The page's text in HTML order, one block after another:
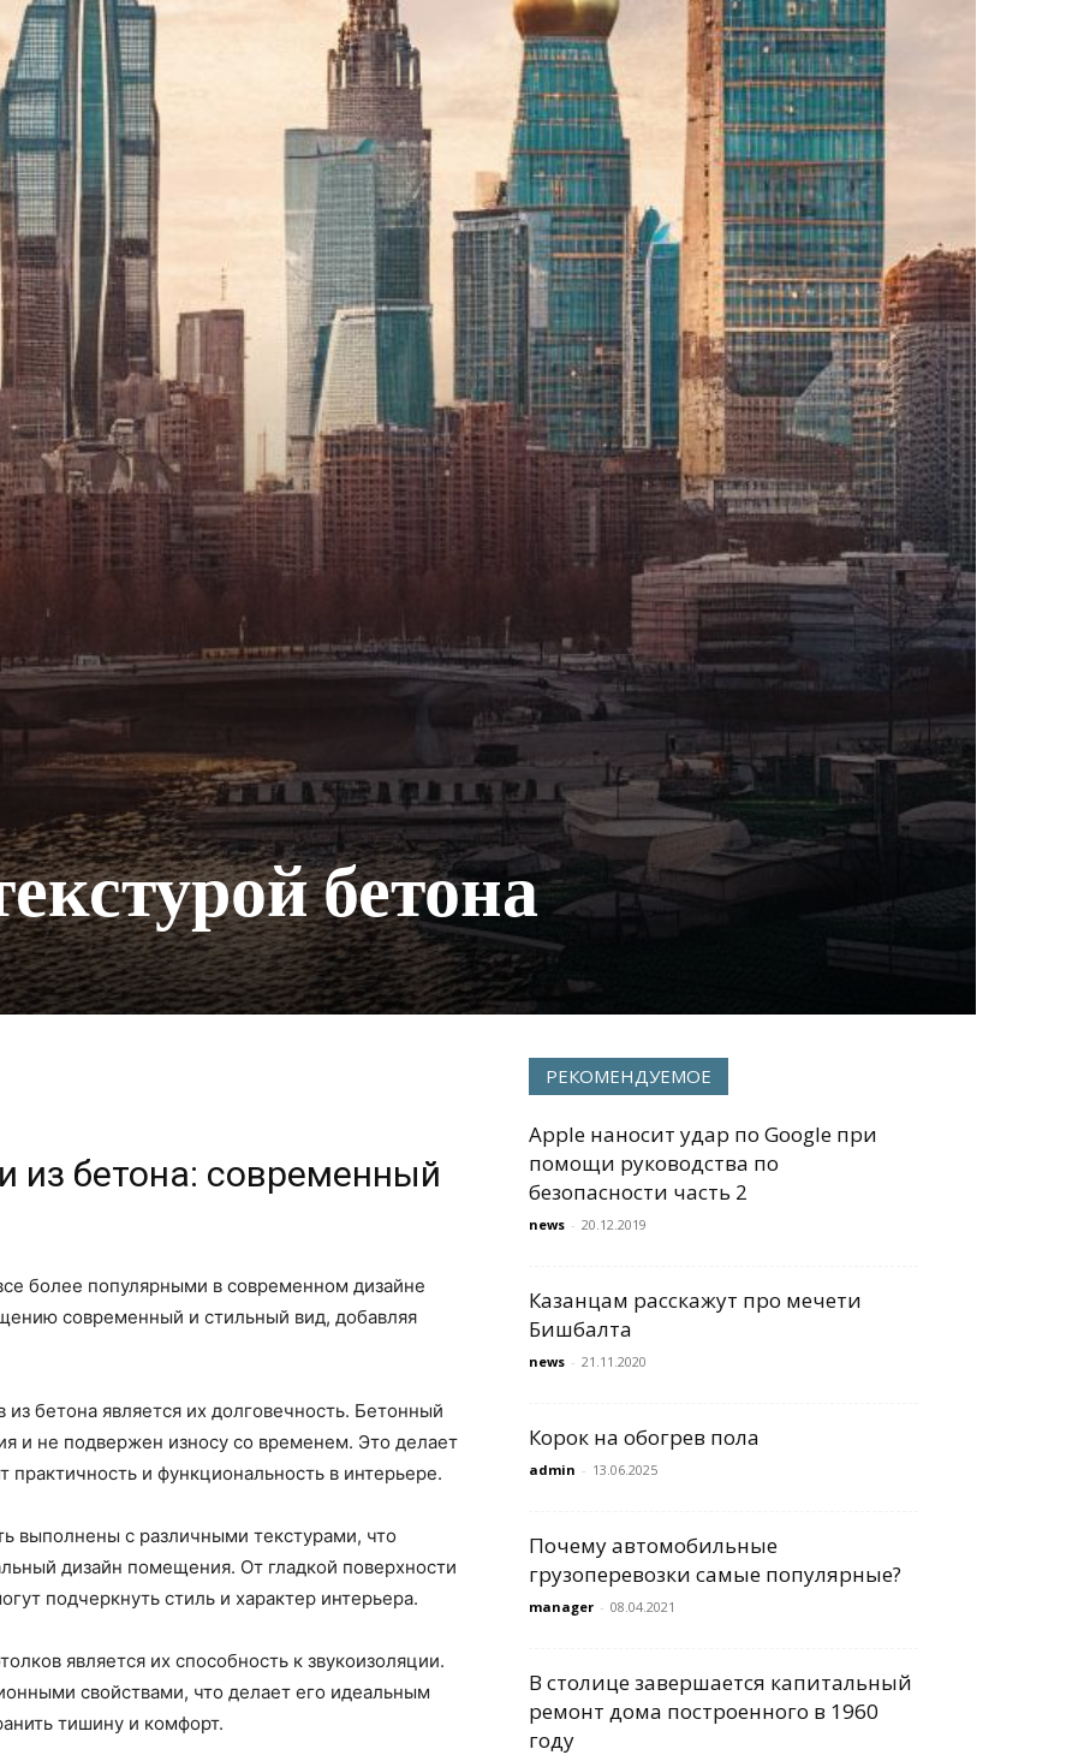
бетона
из бетона: современный
более популярными в современном дизайне
современный и стильный вид, добавляя
бетона является их долговечность. Бетонный
и не подвержен износу со временем. Это делает
и функциональность в интерьере.
выполнены с различными текстурами, что
дизайн помещения. От гладкой поверхности
подчеркнуть стиль и характер интерьера.
является их способность к звукоизоляции.
свойствами, что делает его идеальным
тишину и комфорт.
РЕКОМЕНДУЕМОЕ
Apple наносит удар по Google при
помощи руководства по
безопасности часть 2
news - 20.12.2019
Казанцам расскажут про мечети
Бишбалта
news - 21.11.2020
Корок на обогрев пола
admin - 13.06.2025
Почему автомобильные
грузоперевозки самые популярные?
manager - 08.04.2021
В столице завершается капитальный
ремонт дома построенного в 1960
году